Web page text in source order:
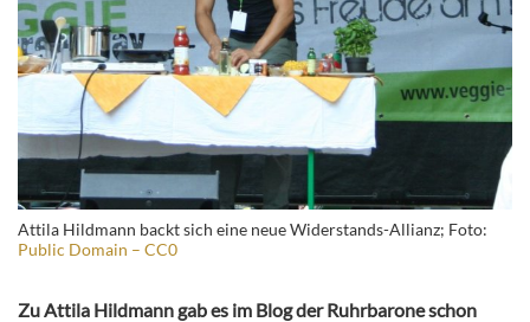
Attila Hildmann backt sich eine neue Widerstands-Allianz; Foto:
Public Domain – CC0
Zu Attila Hildmann gab es im Blog der Ruhrbarone schon